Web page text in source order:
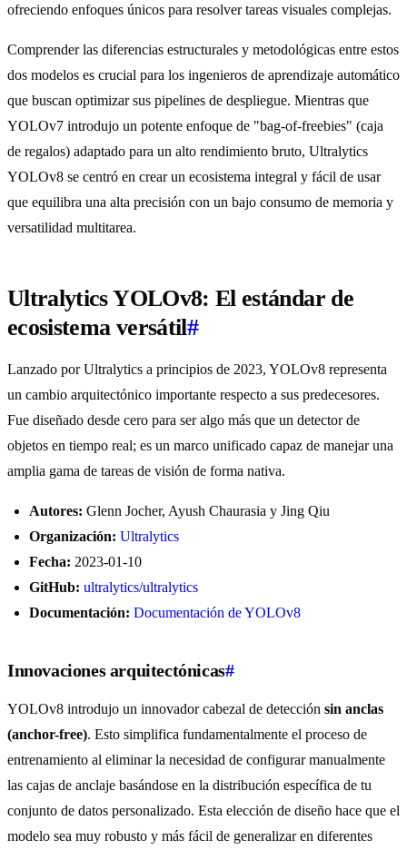
ofreciendo enfoques únicos para resolver tareas visuales complejas.
Comprender las diferencias estructurales y metodológicas entre estos
dos modelos es crucial para los ingenieros de aprendizaje automático
que buscan optimizar sus pipelines de despliegue. Mientras que
YOLOv7 introdujo un potente enfoque de "bag-of-freebies" (caja
de regalos) adaptado para un alto rendimiento bruto, Ultralytics
YOLOv8 se centró en crear un ecosistema integral y fácil de usar
que equilibra una alta precisión con un bajo consumo de memoria y
versatilidad multitarea.
Ultralytics YOLOv8: El estándar de
ecosistema versátil#
Lanzado por Ultralytics a principios de 2023, YOLOv8 representa
un cambio arquitectónico importante respecto a sus predecesores.
Fue diseñado desde cero para ser algo más que un detector de
objetos en tiempo real; es un marco unificado capaz de manejar una
amplia gama de tareas de visión de forma nativa.
Autores: Glenn Jocher, Ayush Chaurasia y Jing Qiu
Organización: Ultralytics
Fecha: 2023-01-10
GitHub: ultralytics/ultralytics
Documentación: Documentación de YOLOv8
Innovaciones arquitectónicas#
YOLOv8 introdujo un innovador cabezal de detección sin anclas
(anchor-free). Esto simplifica fundamentalmente el proceso de
entrenamiento al eliminar la necesidad de configurar manualmente
las cajas de anclaje basándose en la distribución específica de tu
conjunto de datos personalizado. Esta elección de diseño hace que el
modelo sea muy robusto y más fácil de generalizar en diferentes